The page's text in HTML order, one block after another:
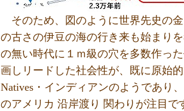
そのため、図のように世界先史の
の古さの伊豆の海の行き来も始まり
の無い時代に１ｍ級の穴を多数作っ
画しリードした社会性が、既に原始
Natives・インディアンのようであり
のアメリカ 沿岸渡り 関わりが注目で